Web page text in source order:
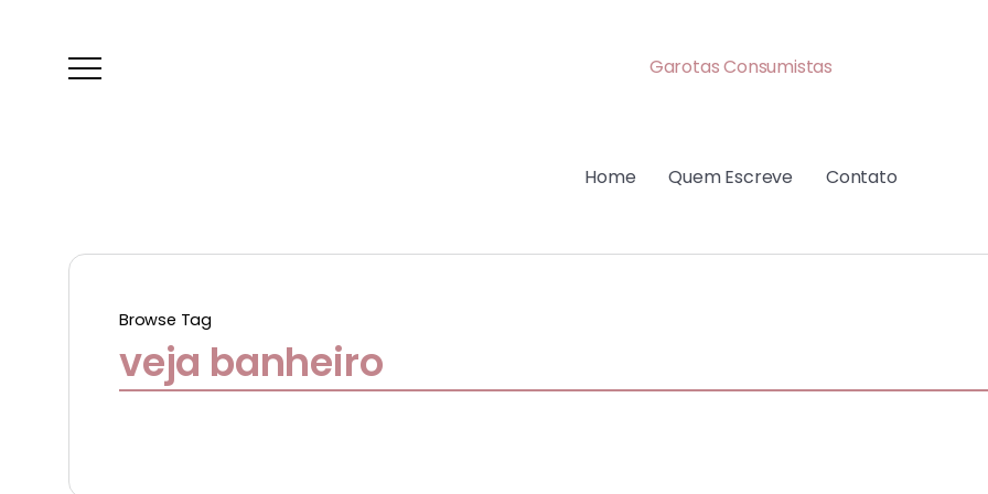
Garotas Consumistas
Home Quem Escreve Contato
Browse Tag
veja banheiro